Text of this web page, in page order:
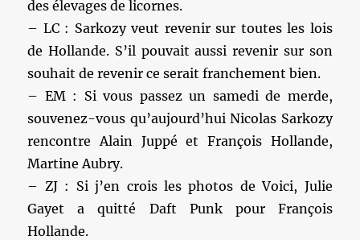
des élevages de licornes.
– LC : Sarkozy veut revenir sur toutes les lois
de Hollande. S’il pouvait aussi revenir sur son
souhait de revenir ce serait franchement bien.
– EM : Si vous passez un samedi de merde,
souvenez-vous qu’aujourd’hui Nicolas Sarkozy
rencontre Alain Juppé et François Hollande,
Martine Aubry.
– ZJ : Si j’en crois les photos de Voici, Julie
Gayet a quitté Daft Punk pour François
Hollande.